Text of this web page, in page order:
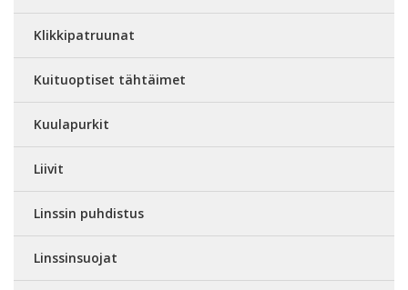
Klikkipatruunat
Kuituoptiset tähtäimet
Kuulapurkit
Liivit
Linssin puhdistus
Linssinsuojat